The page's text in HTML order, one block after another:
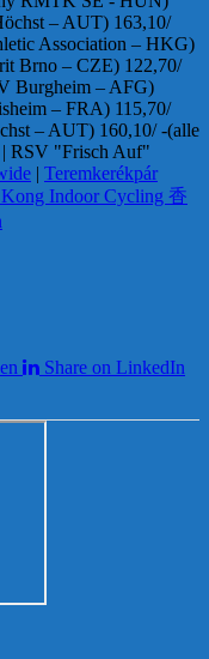
– AUT) 163,10/
Association – HKG)
Brno – CZE) 122,70/
Burgheim – AFG)
– FRA) 115,70/
– AUT) 160,10/ -(alle
| RSV "Frisch Auf"
Teremkerékpár
Indoor Cycling 香
Share on LinkedIn